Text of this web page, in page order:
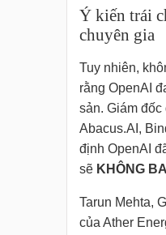
Ý kiến trái
chuyên gia
Tuy nhiên,
rằng OpenAI
sản. Giám
Abacus.AI,
định OpenAI
sẽ KHÔNG
Tarun Mehta,
của Ather